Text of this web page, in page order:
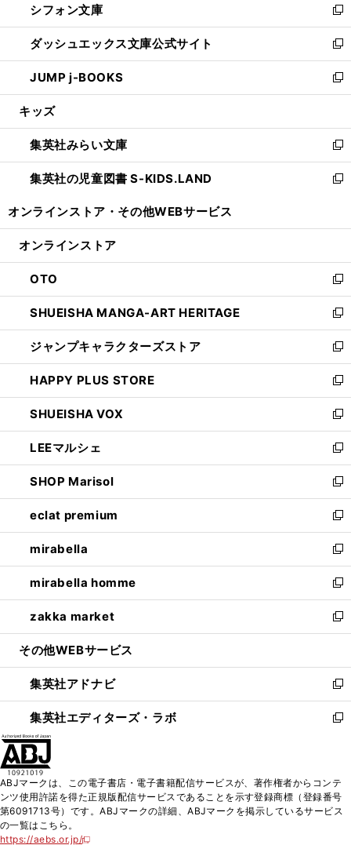
く
で
開
く
ィ
ン
ド
ウ
で
開
い
ウ
ィ
ン
ド
ウ
開
く
シフォン文庫
新
し
い
ウ
ィ
ン
ウ
で
開
く
ダッシュエックス文庫公式サイト
新
し
い
ウ
ン
ド
ウ
で
JUMP j-BOOKS
新
し
ウ
ィ
ン
ド
開
キッズ
集英社みらい文庫
新
し
い
ン
ウ
で
開
く
集英社の児童図書 S-KIDS.LAND
新
ウ
ン
ド
ウ
で
開
く
オンラインストア・ その他WEBサービス
オンラインストア
OTO
新
し
い
ウ
ィ
ン
ド
ウ
で
開
く
SHUEISHA MANGA-ART HERITAGE
新
し
い
ウ
ィ
ン
ド
ウ
で
開
く
ジャンプキャラクターズストア
新
し
い
ウ
ィ
ン
ド
ウ
で
開
く
HAPPY PLUS STORE
新
し
い
ウ
ィ
ン
ド
ウ
で
開
く
SHUEISHA VOX
新
し
い
ウ
ィ
ン
ド
ウ
で
開
く
LEEマルシェ
新
し
い
ウ
ィ
ン
ド
ウ
で
開
く
SHOP Marisol
新
し
い
ウ
ィ
ン
ド
ウ
で
開
eclat premium
新
し
い
ウ
ィ
ン
ド
ウ
開
く
mirabella
新
し
い
ウ
ィ
ン
ウ
で
開
く
mirabella homme
新
し
い
ウ
ン
ド
ウ
で
zakka market
新
し
ウ
ィ
ン
ド
く
その他WEBサービス
集英社アドナビ
新
し
い
ド
ウ
で
集英社エディターズ・ラボ
新
ィ
ン
ド
ABJマークは、この電子書店・電子書籍配信サービスが、著作権者からコンテ
ンツ使用許諾を得た正規版配信サービスであることを示す登録商標（登録番号
第6091713号）です。ABJマークの詳細、ABJマークを掲示しているサービス
の一覧はこちら。
https://aebs.or.jp/
新